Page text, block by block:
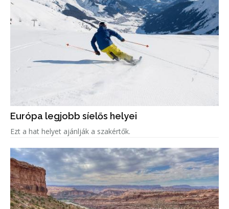
Európa legjobb síelős helyei
Ezt a hat helyet ajánlják a szakértők.